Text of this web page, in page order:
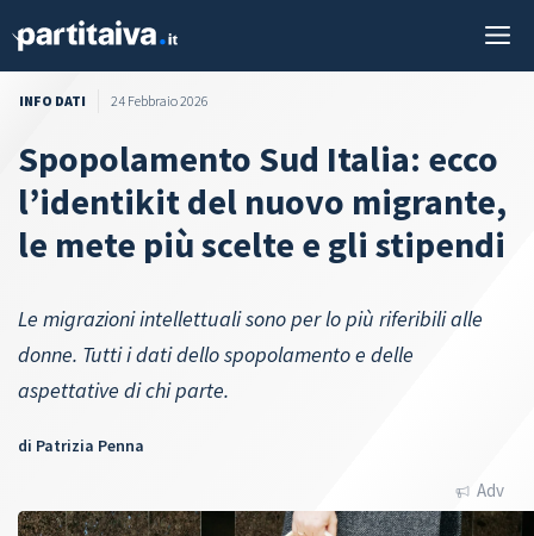
INFO DATI 24 Febbraio 2026
Spopolamento Sud Italia: ecco
l’identikit del nuovo migrante,
le mete più scelte e gli stipendi
Le migrazioni intellettuali sono per lo più riferibili alle
donne. Tutti i dati dello spopolamento e delle
aspettative di chi parte.
di Patrizia Penna
Adv